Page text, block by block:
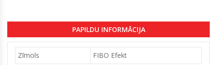
PAPILDU INFORMĀCIJA
Zīmols FIBO Efekt